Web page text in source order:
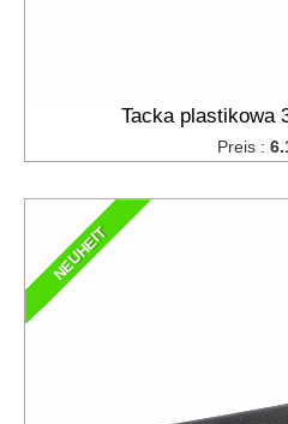
Tacka plastikowa
Preis :
NEUHEIT